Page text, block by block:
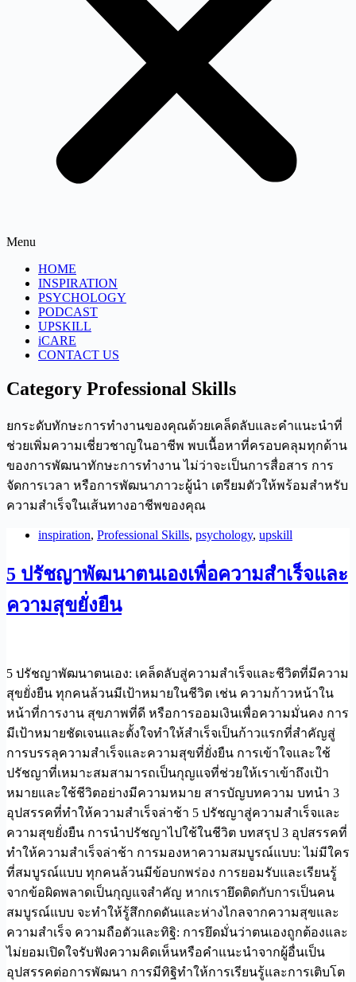
Menu
HOME
INSPIRATION
PSYCHOLOGY
PODCAST
UPSKILL
iCARE
CONTACT US
Category Professional Skills
ยกระดับทักษะการทำงานของคุณด้วยเคล็ดลับและคำแนะนำที่
ช่วยเพิ่มความเชี่ยวชาญในอาชีพ พบเนื้อหาที่ครอบคลุมทุกด้าน
ของการพัฒนาทักษะการทำงาน ไม่ว่าจะเป็นการสื่อสาร การ
จัดการเวลา หรือการพัฒนาภาวะผู้นำ เตรียมตัวให้พร้อมสำหรับ
ความสำเร็จในเส้นทางอาชีพของคุณ
inspiration, Professional Skills, psychology, upskill
5 ปรัชญาพัฒนาตนเองเพื่อความสำเร็จและ
ความสุขยั่งยืน
5 ปรัชญาพัฒนาตนเอง: เคล็ดลับสู่ความสำเร็จและชีวิตที่มีความ
สุขยั่งยืน ทุกคนล้วนมีเป้าหมายในชีวิต เช่น ความก้าวหน้าใน
หน้าที่การงาน สุขภาพที่ดี หรือการออมเงินเพื่อความมั่นคง การ
มีเป้าหมายชัดเจนและตั้งใจทำให้สำเร็จเป็นก้าวแรกที่สำคัญสู่
การบรรลุความสำเร็จและความสุขที่ยั่งยืน การเข้าใจและใช้
ปรัชญาที่เหมาะสมสามารถเป็นกุญแจที่ช่วยให้เราเข้าถึงเป้า
หมายและใช้ชีวิตอย่างมีความหมาย สารบัญบทความ บทนำ 3
อุปสรรคที่ทำให้ความสำเร็จล่าช้า 5 ปรัชญาสู่ความสำเร็จและ
ความสุขยั่งยืน การนำปรัชญาไปใช้ในชีวิต บทสรุป 3 อุปสรรคที่
ทำให้ความสำเร็จล่าช้า การมองหาความสมบูรณ์แบบ: ไม่มีใคร
ที่สมบูรณ์แบบ ทุกคนล้วนมีข้อบกพร่อง การยอมรับและเรียนรู้
จากข้อผิดพลาดเป็นกุญแจสำคัญ หากเรายึดติดกับการเป็นคน
สมบูรณ์แบบ จะทำให้รู้สึกกดดันและห่างไกลจากความสุขและ
ความสำเร็จ ความถือตัวและทิฐิ: การยึดมั่นว่าตนเองถูกต้องและ
ไม่ยอมเปิดใจรับฟังความคิดเห็นหรือคำแนะนำจากผู้อื่นเป็น
อุปสรรคต่อการพัฒนา การมีทิฐิทำให้การเรียนรู้และการเติบโต